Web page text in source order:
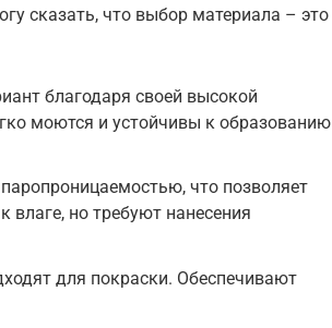
сказать, что выбор материала – это
благодаря своей высокой
моются и устойчивы к образованию
что позволяет
но требуют нанесения
для покраски. Обеспечивают